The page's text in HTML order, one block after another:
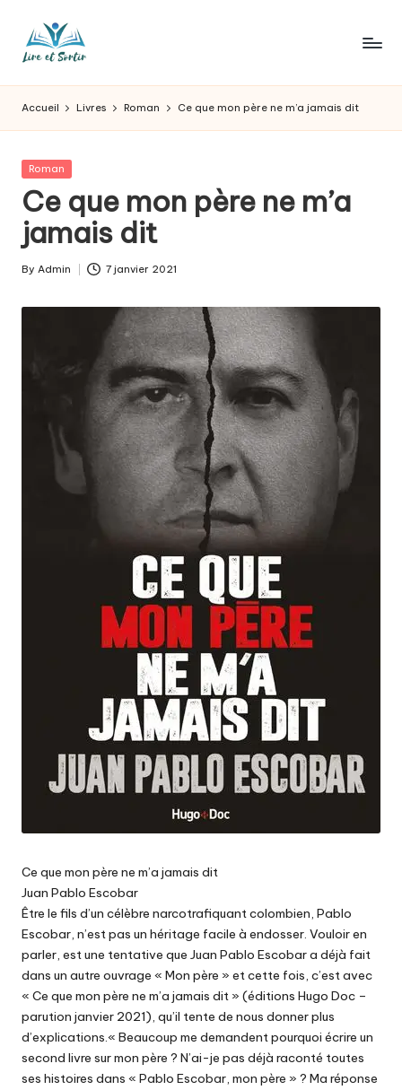
L
ir
e
e
t
s
o
r
pour
les
goûts,
des
sorties
pour
Accueil Livres Roman Ce que mon père ne m’a jamais dit
Posted
Roman
Ce que mon père ne m’a
jamais dit
Posted
By Admin 7 janvier 2021
Ce que mon père ne m’a jamais dit
Juan Pablo Escobar
Être le fils d’un célèbre narcotrafiquant colombien, Pablo
Escobar, n’est pas un héritage facile à endosser. Vouloir en
parler, est une tentative que Juan Pablo Escobar a déjà fait
dans un autre ouvrage « Mon père » et cette fois, c’est avec
« Ce que mon père ne m’a jamais dit » (éditions Hugo Doc –
parution janvier 2021), qu’il tente de nous donner plus
d’explications.« Beaucoup me demandent pourquoi écrire un
second livre sur mon père ? N’ai-je pas déjà raconté toutes
ses histoires dans « Pablo Escobar, mon père » ? Ma réponse